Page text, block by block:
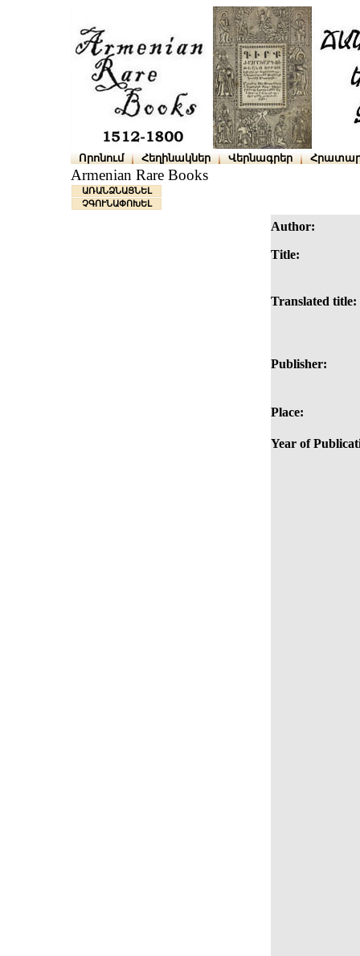
Որոնում Հեղինակներ Վերնագրեր
Armenian Rare Books
ԱՌԱՆՁՆԱՑՆԵԼ
ՉԳՈՒՆԱՓՈԽԵԼ
Author:
Title:
Translated title:
Publisher:
Place:
Year of